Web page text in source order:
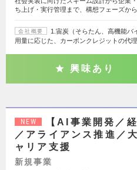
ち上げ・実行管理まで、構想フェーズか
会社概要
1.宙炭（そらたん、高機能バ
用量に応じた、カーボンクレジットの代
興味あり
NEW
【AI事業開発／
／アライアンス推進／
ャリア支援
新規事業